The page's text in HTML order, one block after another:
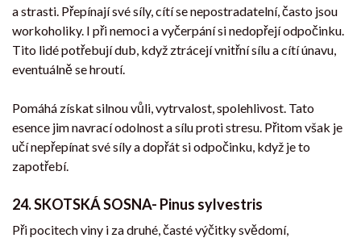
a strasti. Přepínají své síly, cítí se nepostradatelní, často jsou
workoholiky. I při nemoci a vyčerpání si nedopřejí odpočinku.
Tito lidé potřebují dub, když ztrácejí vnitřní sílu a cítí únavu,
eventuálně se hroutí.
Pomáhá získat silnou vůli, vytrvalost, spolehlivost. Tato
esence jim navrací odolnost a sílu proti stresu. Přitom však je
učí nepřepínat své síly a dopřát si odpočinku, když je to
zapotřebí.
24.SKOTSKÁ SOSNA- Pinus sylvestris
Při pocitech viny i za druhé, časté výčitky svědomí,